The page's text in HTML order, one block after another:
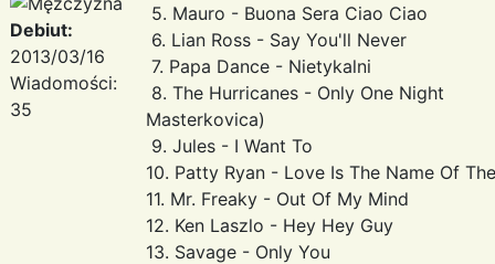
Debiut:
2013/03/16
Wiadomości:
35
5. Mauro - Buona Sera
6. Lian Ross - Say You'll Never
7. Papa Dance - Nietykalni
8. The Hurricanes - Only
Masterkovica)
9. Jules - I Want To
10. Patty Ryan - Love Is The Name Of
11. Mr. Freaky - Out Of My Mind
12. Ken Laszlo - Hey Hey Guy
13. Savage - Only You